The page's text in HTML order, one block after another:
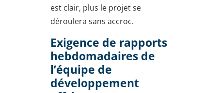
est clair, plus le projet se
déroulera sans accroc.
Exigence de rapports
hebdomadaires de
l’équipe de
développement